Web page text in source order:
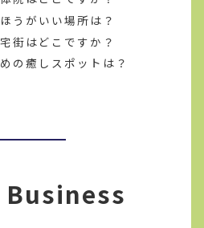
うがいい場所は？
街はどこですか？
の癒しスポットは？